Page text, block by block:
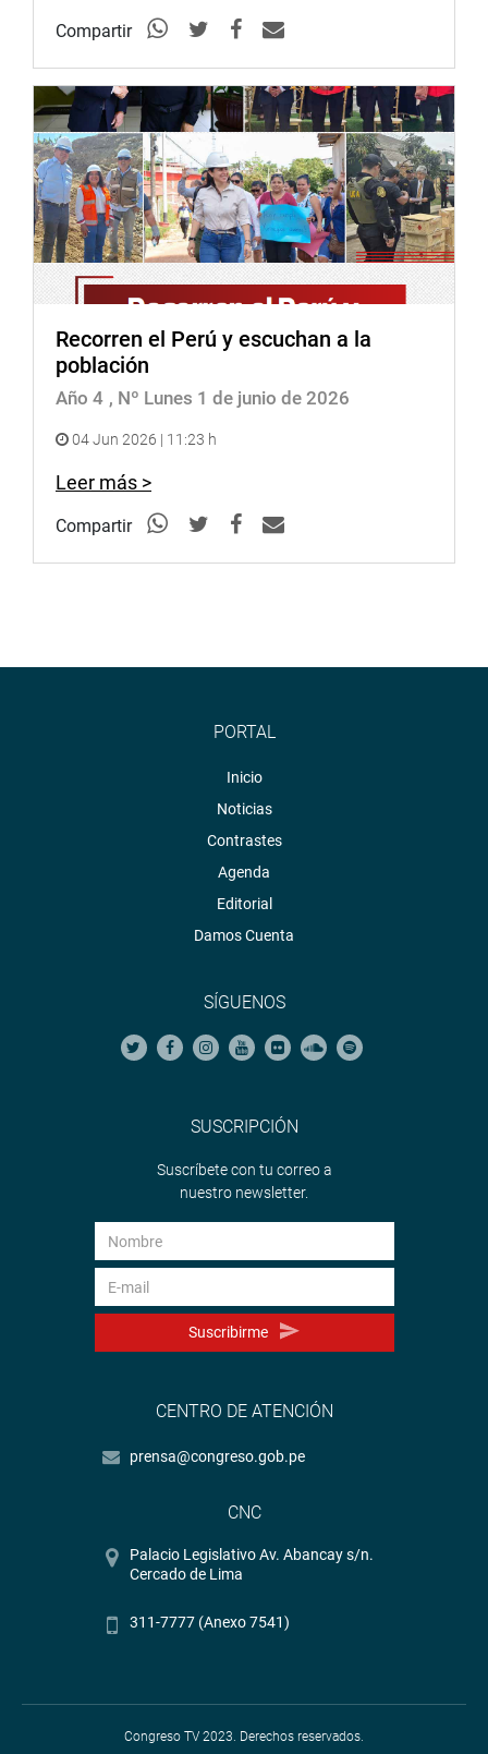
Compartir
Recorren el Perú y escuchan a la
población
Año 4 , Nº Lunes 1 de junio de 2026
04 Jun 2026 | 11:23 h
Leer más >
Compartir
PORTAL
Inicio
Noticias
Contrastes
Agenda
Editorial
Damos Cuenta
SÍGUENOS
SUSCRIPCIÓN
Suscríbete con tu correo a
nuestro newsletter.
Suscribirme
CENTRO DE ATENCIÓN
prensa@congreso.gob.pe
CNC
Palacio Legislativo Av. Abancay s/n.
Cercado de Lima
311-7777 (Anexo 7541)
Congreso TV 2023. Derechos reservados.